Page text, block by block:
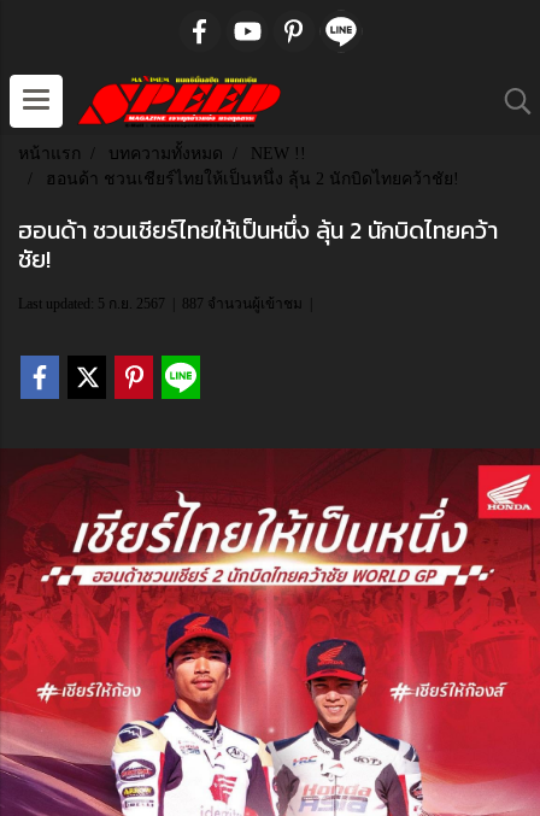
หน้าแรก บทความทั้งหมด
NEW !!
ฮอนด้า ชวนเชียร์ไทยให้เป็นหนึ่ง ลุ้น 2 นักบิดไทยคว้าชัย!
ฮอนด้า ชวนเชียร์ไทยให้เป็นหนึ่ง ลุ้น 2 นักบิดไทยคว้า
ชัย!
Last updated: 5 ก.ย. 2567 887 จำนวนผู้เข้าชม